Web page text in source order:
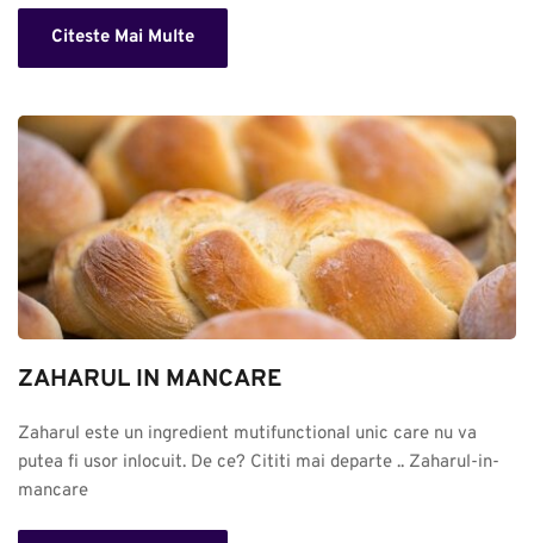
Citeste Mai Multe
ZAHARUL IN MANCARE
Zaharul este un ingredient mutifunctional unic care nu va
putea fi usor inlocuit. De ce? Cititi mai departe .. Zaharul-in-
mancare